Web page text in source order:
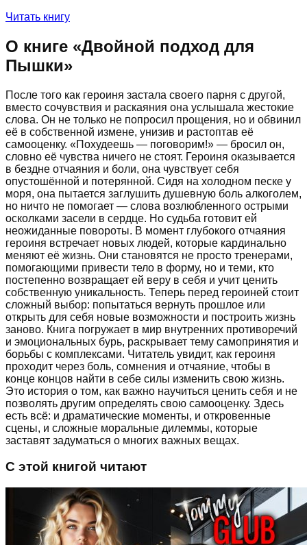
Читать книгу
О книге «Двойной подход для
Пышки»
После того как героиня застала своего парня с другой,
вместо сочувствия и раскаяния она услышала жестокие
слова. Он не только не попросил прощения, но и обвинил
её в собственной измене, унизив и растоптав её
самооценку. «Похудеешь — поговорим!» — бросил он,
словно её чувства ничего не стоят. Героиня оказывается
в бездне отчаяния и боли, она чувствует себя
опустошённой и потерянной. Сидя на холодном песке у
моря, она пытается заглушить душевную боль алкоголем,
но ничто не помогает — слова возлюбленного острыми
осколками засели в сердце. Но судьба готовит ей
неожиданные повороты. В момент глубокого отчаяния
героиня встречает новых людей, которые кардинально
меняют её жизнь. Они становятся не просто тренерами,
помогающими привести тело в форму, но и теми, кто
постепенно возвращает ей веру в себя и учит ценить
собственную уникальность. Теперь перед героиней стоит
сложный выбор: попытаться вернуть прошлое или
открыть для себя новые возможности и построить жизнь
заново. Книга погружает в мир внутренних противоречий
и эмоциональных бурь, раскрывает тему самопринятия и
борьбы с комплексами. Читатель увидит, как героиня
проходит через боль, сомнения и отчаяние, чтобы в
конце концов найти в себе силы изменить свою жизнь.
Это история о том, как важно научиться ценить себя и не
позволять другим определять свою самооценку. Здесь
есть всё: и драматические моменты, и откровенные
сцены, и сложные моральные дилеммы, которые
заставят задуматься о многих важных вещах.
С этой книгой читают